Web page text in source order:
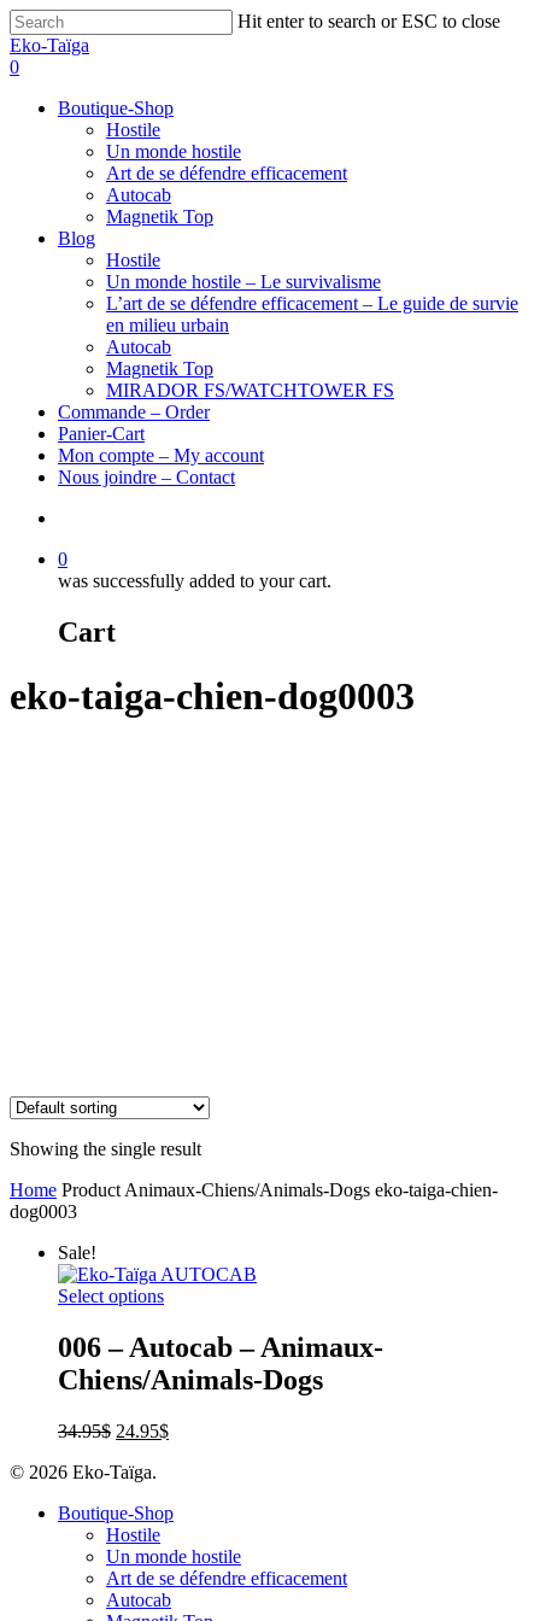
Hit enter to search or ESC to close
Eko-Taïga
0
Boutique-Shop
Hostile
Un monde hostile
Art de se défendre efficacement
Autocab
Magnetik Top
Blog
Hostile
Un monde hostile – Le survivalisme
L’art de se défendre efficacement – Le guide de survie
en milieu urbain
Autocab
Magnetik Top
MIRADOR FS/WATCHTOWER FS
Commande – Order
Panier-Cart
Mon compte – My account
Nous joindre – Contact
0
was successfully added to your cart.
Cart
eko-taiga-chien-dog0003
Showing the single result
Home Product Animaux-Chiens/Animals-Dogs eko-taiga-chien-
dog0003
Sale!
Select options
006 – Autocab – Animaux-
Chiens/Animals-Dogs
34.95$ 24.95$
© 2026 Eko-Taïga.
Boutique-Shop
Hostile
Un monde hostile
Art de se défendre efficacement
Autocab